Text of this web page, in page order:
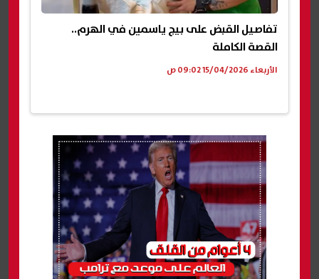
تفاصيل القبض على بيج ياسمين في الهرم..
القصة الكاملة
الأربعاء 15/04/2026 09:02 ص